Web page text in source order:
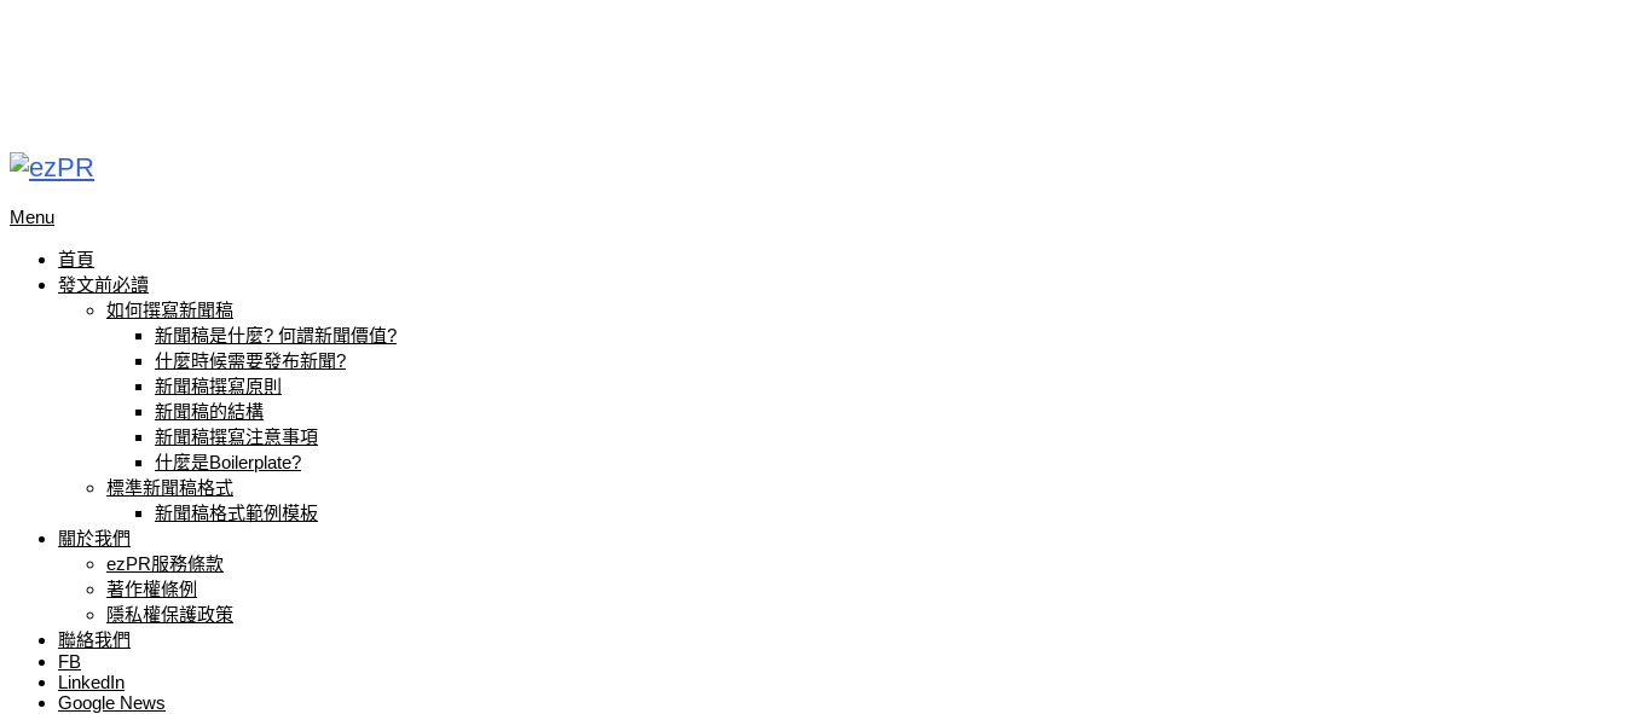
Menu
首頁
發文前必讀
如何撰寫新聞稿
新聞稿是什麼? 何謂新聞價值?
什麼時候需要發布新聞?
新聞稿撰寫原則
新聞稿的結構
新聞稿撰寫注意事項
什麼是Boilerplate?
標準新聞稿格式
新聞稿格式範例模板
關於我們
ezPR服務條款
著作權條例
隱私權保護政策
聯絡我們
FB
LinkedIn
Google News